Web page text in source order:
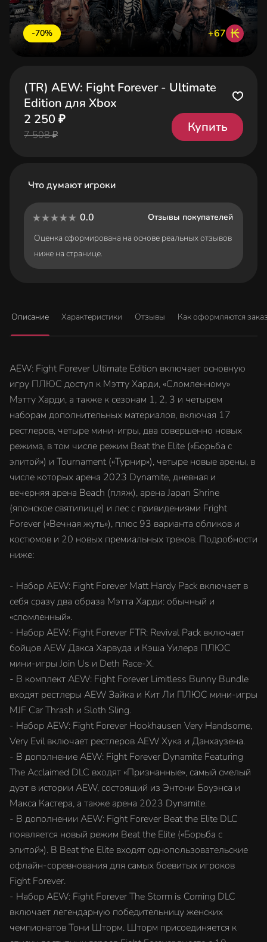
-70% +67 ₭
(TR) AEW: Fight Forever - Ultimate
Edition для Xbox
2 250 ₽
7 508 ₽
Купить
Что думают игроки
0.0
Отзывы покупателей
Оценка сформирована на основе реальных отзывов
ниже на странице.
Описание Характеристики Отзывы Как оформляются
AEW: Fight Forever Ultimate Edition включает основную
игру ПЛЮС доступ к Мэтту Харди, «Сломленному»
Мэтту Харди, а также к сезонам 1, 2, 3 и четырем
наборам дополнительных материалов, включая 17
рестлеров, четыре мини-игры, два совершенно новых
режима, в том числе режим Beat the Elite («Борьба с
элитой») и Tournament («Турнир»), четыре новые арены, в
числе которых арена 2023 Dynamite, дневная и
вечерняя арена Beach (пляж), арена Japan Shrine
(японское святилище) и лес с привидениями Fright
Forever («Вечная жуть»), плюс 93 варианта обликов и
костюмов и 20 новых премиальных треков. Подробности
ниже:
- Набор AEW: Fight Forever Matt Hardy Pack включает в
себя сразу два образа Мэтта Харди: обычный и
«сломленный».
- Набор AEW: Fight Forever FTR: Revival Pack включает
бойцов AEW Дакса Харвуда и Кэша Уилера ПЛЮС
мини-игры Join Us и Deth Race-X.
- В комплект AEW: Fight Forever Limitless Bunny Bundle
входят рестлеры AEW Зайка и Кит Ли ПЛЮС мини-игры
MJF Car Thrash и Sloth Sling.
- Набор AEW: Fight Forever Hookhausen Very Handsome,
Very Evil включает рестлеров AEW Хука и Данхаузена.
- В дополнение AEW: Fight Forever Dynamite Featuring
The Acclaimed DLC входят «Признанные», самый смелый
дуэт в истории AEW, состоящий из Энтони Боуэнса и
Макса Кастера, а также арена 2023 Dynamite.
- В дополнении AEW: Fight Forever Beat the Elite DLC
появляется новый режим Beat the Elite («Борьба с
элитой»). В Beat the Elite входят однопользовательские
офлайн-соревнования для самых боевитых игроков
Fight Forever.
- Набор AEW: Fight Forever The Storm is Coming DLC
включает легендарную победительницу женских
чемпионатов Тони Шторм. Шторм присоединяется к